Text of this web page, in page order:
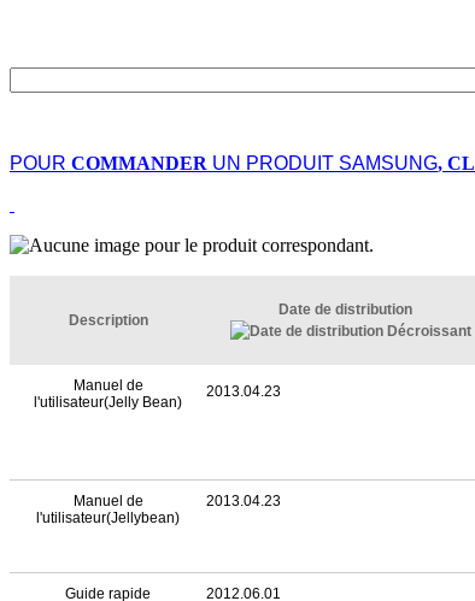
POUR COMMANDER UN PRODUIT SAMSUNG,
Description
Date de distribution
Manuel de
l'utilisateur(Jelly Bean)
2013.04.23
Manuel de
l'utilisateur(Jellybean)
2013.04.23
Guide rapide 2012.06.01